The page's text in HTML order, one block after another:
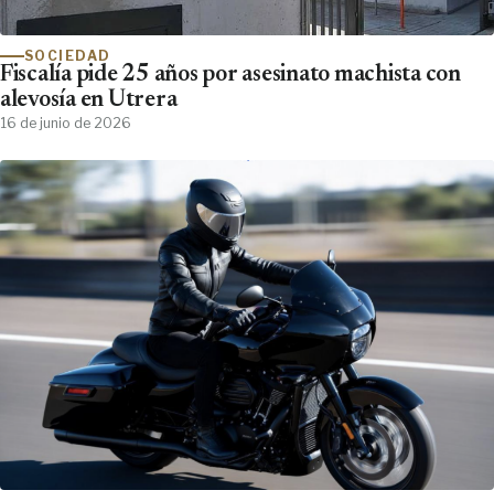
SOCIEDAD
Fiscalía pide 25 años por asesinato machista con
alevosía en Utrera
16 de junio de 2026